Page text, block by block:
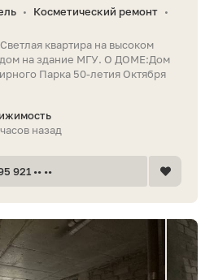
• Косметический ремонт •
квартира на высоком
на здание МГУ. О ДОМЕ:Дом
Парка 50-летия Октября
назад
921 •• ••